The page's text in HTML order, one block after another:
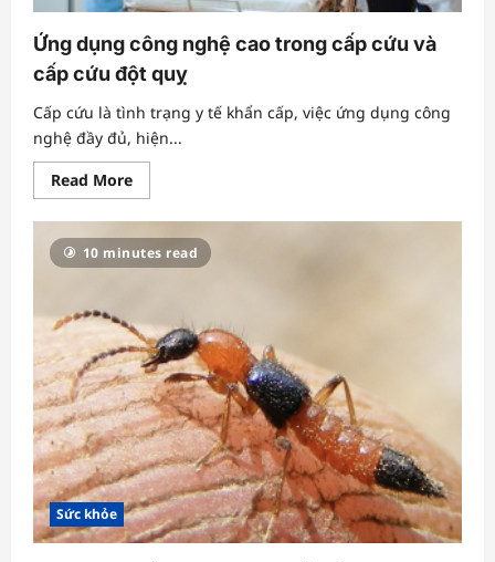
Ứng dụng công nghệ cao trong cấp cứu và
cấp cứu đột quỵ
Cấp cứu là tình trạng y tế khẩn cấp, việc ứng dụng công
nghệ đầy đủ, hiện...
Read MoreRead
more
Ứng
dụng
công
nghệ
cứu
và
cấp
cứu
đột
quỵ
10 minutes read
Sức khỏe